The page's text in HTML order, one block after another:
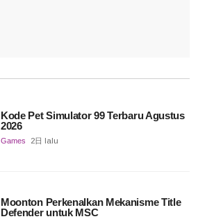
Kode Pet Simulator 99 Terbaru Agustus
2026
Games 2日 lalu
Moonton Perkenalkan Mekanisme Title
Defender untuk MSC